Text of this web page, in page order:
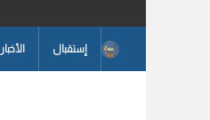
إستقبال الأخبار